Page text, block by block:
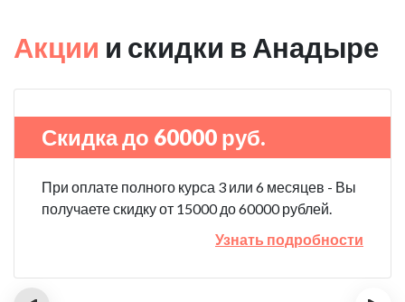
Акции и скидки в Анадыре
Скидка до 60000 руб.
При оплате полного курса 3 или 6 месяцев - Вы
получаете скидку от 15000 до 60000 рублей.
Узнать подробности